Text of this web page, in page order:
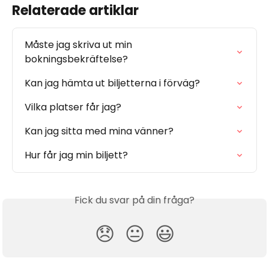
Relaterade artiklar
Måste jag skriva ut min
bokningsbekräftelse?
Kan jag hämta ut biljetterna i förväg?
Vilka platser får jag?
Kan jag sitta med mina vänner?
Hur får jag min biljett?
Fick du svar på din fråga?
😞 😐 😃